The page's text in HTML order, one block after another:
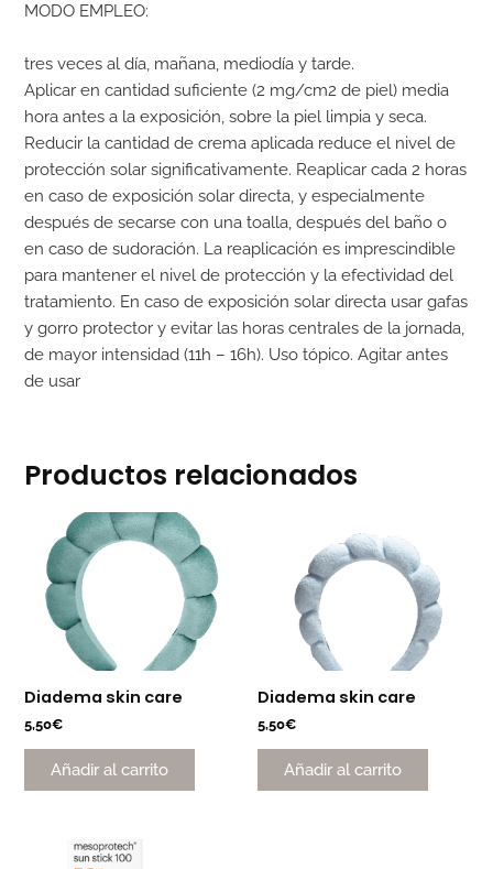
MODO EMPLEO:
tres veces al día, mañana, mediodía y tarde.
Aplicar en cantidad suficiente (2 mg/cm2 de piel) media
hora antes a la exposición, sobre la piel limpia y seca.
Reducir la cantidad de crema aplicada reduce el nivel de
protección solar significativamente. Reaplicar cada 2 horas
en caso de exposición solar directa, y especialmente
después de secarse con una toalla, después del baño o
en caso de sudoración. La reaplicación es imprescindible
para mantener el nivel de protección y la efectividad del
tratamiento. En caso de exposición solar directa usar gafas
y gorro protector y evitar las horas centrales de la jornada,
de mayor intensidad (11h – 16h). Uso tópico. Agitar antes
de usar
Productos relacionados
Diadema skin care
5,50€
Añadir al carrito
Diadema skin care
5,50€
Añadir al carrito